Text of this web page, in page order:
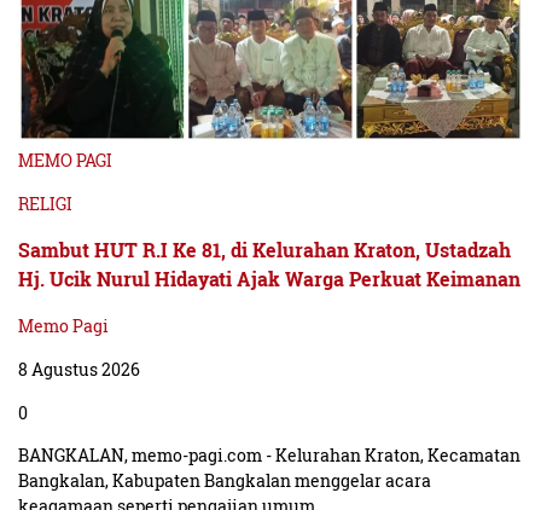
“Narkoba tidak hanya merusak kesehatan individu, tetapi
juga merusak struktur sosial dan ekonomi suatu wilayah”
tutupnya. (dik)
MEMO PAGI
RELIGI
Sambut HUT R.I Ke 81, di Kelurahan Kraton, Ustadzah
Hj. Ucik Nurul Hidayati Ajak Warga Perkuat Keimanan
Memo Pagi
8 Agustus 2026
0
BANGKALAN, memo-pagi.com - Kelurahan Kraton, Kecamatan
Bangkalan, Kabupaten Bangkalan menggelar acara